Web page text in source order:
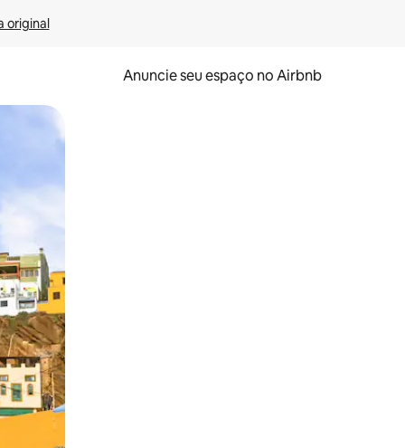
original
Anuncie seu espaço no Airbnb
o dedo na tela.